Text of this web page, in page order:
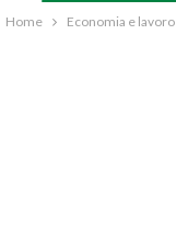
Home Economia e lavoro